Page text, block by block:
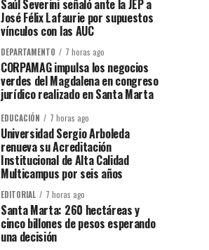
Saúl Severini señaló ante la JEP a
José Félix Lafaurie por supuestos
vínculos con las AUC
DEPARTAMENTO 7 horas ago
CORPAMAG impulsa los negocios
verdes del Magdalena en congreso
jurídico realizado en Santa Marta
EDUCACIÓN 7 horas ago
Universidad Sergio Arboleda
renueva su Acreditación
Institucional de Alta Calidad
Multicampus por seis años
EDITORIAL 7 horas ago
Santa Marta: 260 hectáreas y
cinco billones de pesos esperando
una decisión